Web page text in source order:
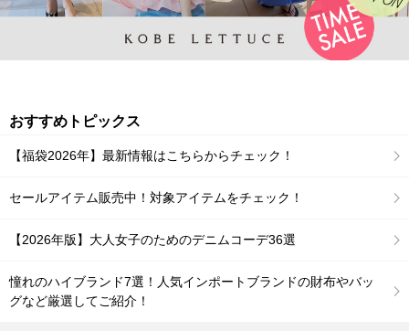
おすすめトピックス
【福袋2026年】最新情報はこちらからチェック！
セールアイテム販売中！対象アイテムをチェック！
【2026年版】大人女子のためのデニムコーデ36選
憧れのハイブランド7選！人気インポートブランドの財布やバッ
グなど厳選してご紹介！